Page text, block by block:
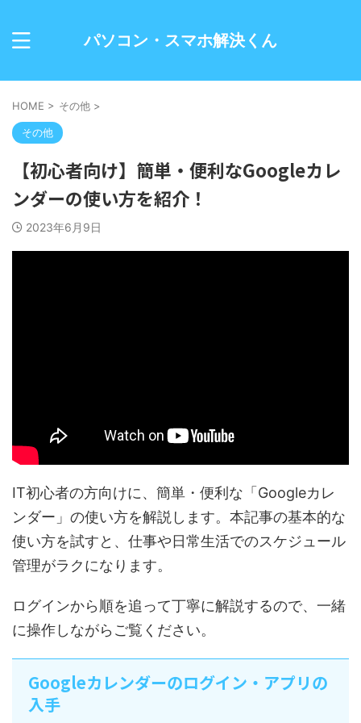
パソコン・スマホ解決くん
HOME > その他 >
その他
【初心者向け】簡単・便利なGoogleカレ
ンダーの使い方を紹介！
2023年6月9日
IT初心者の方向けに、簡単・便利な「Googleカレ
ンダー」の使い方を解説します。本記事の基本的な
使い方を試すと、仕事や日常生活でのスケジュール
管理がラクになります。
ログインから順を追って丁寧に解説するので、一緒
に操作しながらご覧ください。
Googleカレンダーのログイン・アプリの
入手